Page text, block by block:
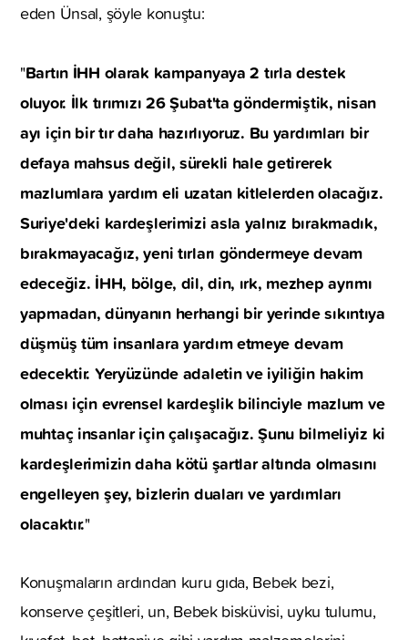
eden Ünsal, şöyle konuştu:
"Bartın İHH olarak kampanyaya 2 tırla destek
oluyor. İlk tırımızı 26 Şubat'ta göndermiştik, nisan
ayı için bir tır daha hazırlıyoruz. Bu yardımları bir
defaya mahsus değil, sürekli hale getirerek
mazlumlara yardım eli uzatan kitlelerden olacağız.
Suriye'deki kardeşlerimizi asla yalnız bırakmadık,
bırakmayacağız, yeni tırları göndermeye devam
edeceğiz. İHH, bölge, dil, din, ırk, mezhep ayrımı
yapmadan, dünyanın herhangi bir yerinde sıkıntıya
düşmüş tüm insanlara yardım etmeye devam
edecektir. Yeryüzünde adaletin ve iyiliğin hakim
olması için evrensel kardeşlik bilinciyle mazlum ve
muhtaç insanlar için çalışacağız. Şunu bilmeliyiz ki
kardeşlerimizin daha kötü şartlar altında olmasını
engelleyen şey, bizlerin duaları ve yardımları
olacaktır."
Konuşmaların ardından kuru gıda, Bebek bezi,
konserve çeşitleri, un, Bebek bisküvisi, uyku tulumu,